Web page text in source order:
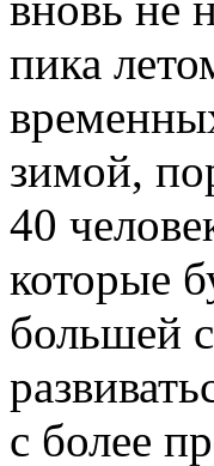
пика
зимой,
40
которые
большей
с более